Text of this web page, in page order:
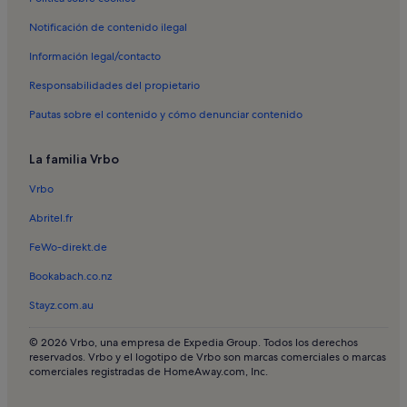
Alquileres vacacionales en Peuton
Alquileres vacacionales en Congrier
Alquileres vacacionales en Craon
Alquileres vacacionales en Castillo de Craon
Notificación de contenido ilegal
Información legal/contacto
Responsabilidades del propietario
Pautas sobre el contenido y cómo denunciar contenido
La familia Vrbo
Vrbo
Abritel.fr
FeWo-direkt.de
Bookabach.co.nz
Stayz.com.au
© 2026 Vrbo, una empresa de Expedia Group. Todos los derechos
reservados. Vrbo y el logotipo de Vrbo son marcas comerciales o marcas
comerciales registradas de HomeAway.com, Inc.